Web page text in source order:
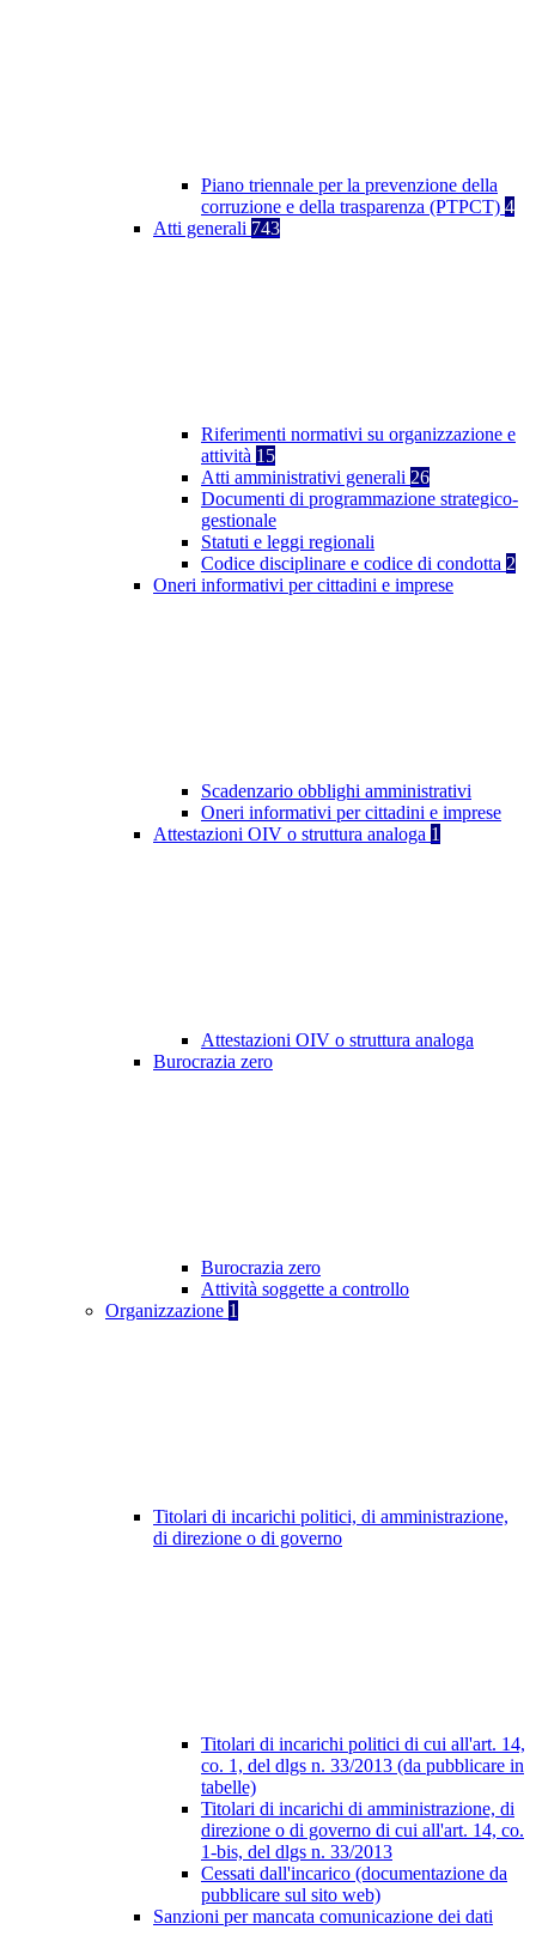
Piano triennale per la prevenzione della
corruzione e della trasparenza (PTPCT) 4
Atti generali 743
Riferimenti normativi su organizzazione e
attività 15
Atti amministrativi generali 26
Documenti di programmazione strategico-
gestionale
Statuti e leggi regionali
Codice disciplinare e codice di condotta 2
Oneri informativi per cittadini e imprese
Scadenzario obblighi amministrativi
Oneri informativi per cittadini e imprese
Attestazioni OIV o struttura analoga 1
Attestazioni OIV o struttura analoga
Burocrazia zero
Burocrazia zero
Attività soggette a controllo
Organizzazione 1
Titolari di incarichi politici, di amministrazione,
di direzione o di governo
Titolari di incarichi politici di cui all'art. 14,
co. 1, del dlgs n. 33/2013 (da pubblicare in
tabelle)
Titolari di incarichi di amministrazione, di
direzione o di governo di cui all'art. 14, co.
1-bis, del dlgs n. 33/2013
Cessati dall'incarico (documentazione da
pubblicare sul sito web)
Sanzioni per mancata comunicazione dei dati